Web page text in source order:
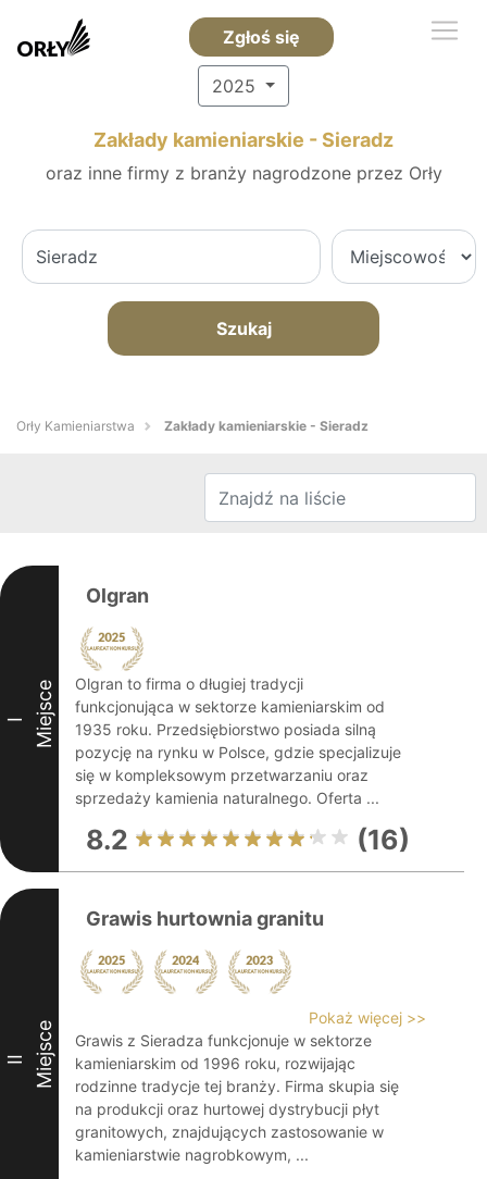
Zgłoś się
2025
Zakłady kamieniarskie - Sieradz
oraz inne firmy z branży nagrodzone przez Orły
Szukaj
Orły Kamieniarstwa Zakłady kamieniarskie - Sieradz
I Miejsce
Olgran
Olgran to firma o długiej tradycji
funkcjonująca w sektorze kamieniarskim od
1935 roku. Przedsiębiorstwo posiada silną
pozycję na rynku w Polsce, gdzie specjalizuje
się w kompleksowym przetwarzaniu oraz
sprzedaży kamienia naturalnego. Oferta ...
8.2 (16)
II Miejsce
Grawis hurtownia granitu
Pokaż więcej >>
Grawis z Sieradza funkcjonuje w sektorze
kamieniarskim od 1996 roku, rozwijając
rodzinne tradycje tej branży. Firma skupia się
na produkcji oraz hurtowej dystrybucji płyt
granitowych, znajdujących zastosowanie w
kamieniarstwie nagrobkowym, ...